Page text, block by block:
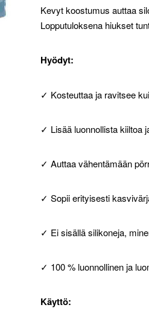
Kevyt koostumus auttaa
Lopputuloksena hiukset
Hyödyt:
✓ Kosteuttaa ja ravitsee
✓ Lisää luonnollista kiiltoa
✓ Auttaa vähentämään
✓ Sopii erityisesti
✓ Ei sisällä silikoneja,
✓ 100 % luonnollinen ja
Käyttö: